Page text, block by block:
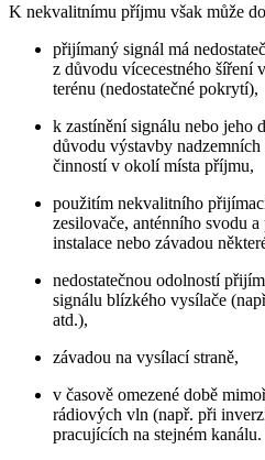
K nekvalitnímu příjmu však může
přijímaný signál má
z důvodu vícecestného šíření
terénu (nedostatečné pokrytí),
k zastínění signálu nebo jeho
důvodu výstavby
činností v okolí místa příjmu,
použitím nekvalitního
zesilovače, anténního svodu
instalace nebo závadou
nedostatečnou odolností
signálu blízkého vysílače
atd.),
závadou na vysílací straně,
v časově omezené době
rádiových vln (např. při
pracujících na stejném kanálu.